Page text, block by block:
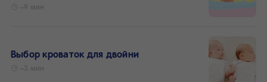
~9 мин
Выбор кроваток для двойни
~3 мин